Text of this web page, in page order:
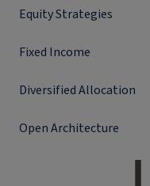
Equity Strategies
Fixed Income
Diversified Allocation
Open Architecture